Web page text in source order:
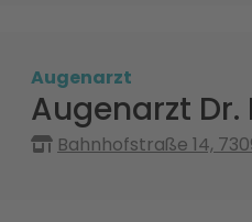
Augenarzt
Augenarzt Dr.
Bahnhofstraße 14,